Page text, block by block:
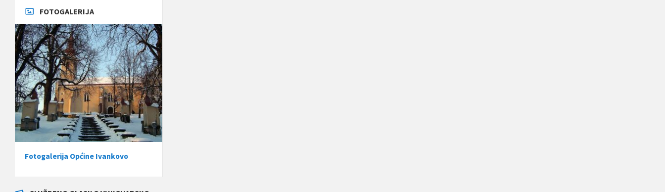
FOTOGALERIJA
Fotogalerija Općine Ivankovo